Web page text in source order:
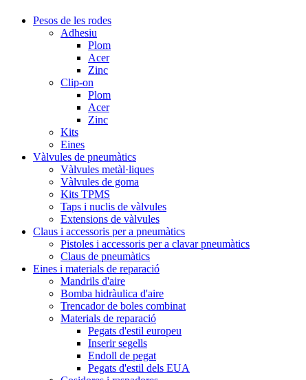
Pesos de les rodes
Adhesiu
Plom
Acer
Zinc
Clip-on
Plom
Acer
Zinc
Kits
Eines
Vàlvules de pneumàtics
Vàlvules metàl·liques
Vàlvules de goma
Kits TPMS
Taps i nuclis de vàlvules
Extensions de vàlvules
Claus i accessoris per a pneumàtics
Pistoles i accessoris per a clavar pneumàtics
Claus de pneumàtics
Eines i materials de reparació
Mandrils d'aire
Bomba hidràulica d'aire
Trencador de boles combinat
Materials de reparació
Pegats d'estil europeu
Inserir segells
Endoll de pegat
Pegats d'estil dels EUA